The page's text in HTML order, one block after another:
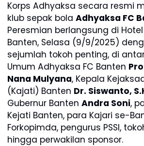
Korps Adhyaksa secara resmi
klub sepak bola Adhyaksa FC
Peresmian berlangsung di
Banten, Selasa (9/9/2025)
sejumlah tokoh penting, di
Umum Adhyaksa FC Banten
Nana Mulyana, Kepala
(Kajati) Banten Dr. Siswanto,
Gubernur Banten Andra Soni,
Kejati Banten, para Kajari se-
Forkopimda, pengurus PSSI,
hingga perwakilan sponsor.